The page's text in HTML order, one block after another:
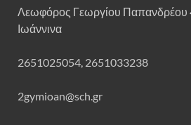
Λεωφόρος Γεωργίου
Ιωάννινα
2651025054, 2651033238
2gymioan@sch.gr